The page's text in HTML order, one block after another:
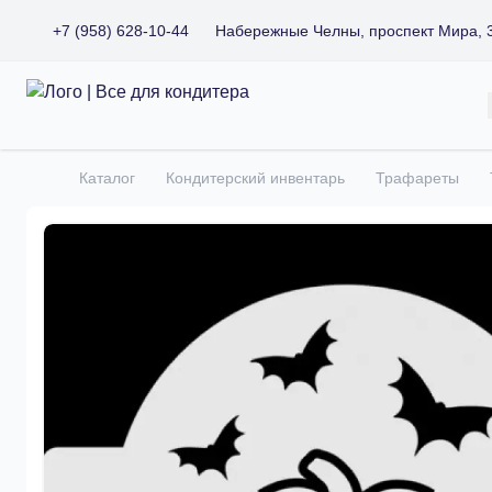
+7 (958) 628-10-44 Набережные Челны, проспект Мира,
Все для кондитера
Главная
Каталог Кондитерский инвентарь Трафареты